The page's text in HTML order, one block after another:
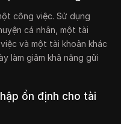
công việc. Sử dụng
cá nhân, một tài
và một tài khoản khác
làm giảm khả năng gửi
ổn định cho tài